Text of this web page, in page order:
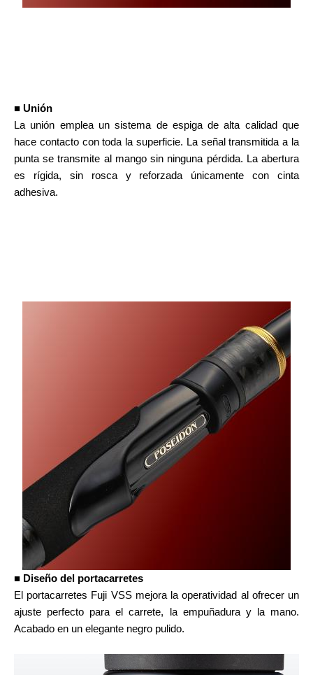
■ Unión
La unión emplea un sistema de espiga de alta calidad que
hace contacto con toda la superficie. La señal transmitida a la
punta se transmite al mango sin ninguna pérdida. La abertura
es rígida, sin rosca y reforzada únicamente con cinta
adhesiva.
■ Diseño del portacarretes
El portacarretes Fuji VSS mejora la operatividad al ofrecer un
ajuste perfecto para el carrete, la empuñadura y la mano.
Acabado en un elegante negro pulido.